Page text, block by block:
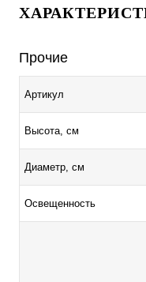
Прочие
Артикул
Высота, см
Диаметр, см
Освещенность